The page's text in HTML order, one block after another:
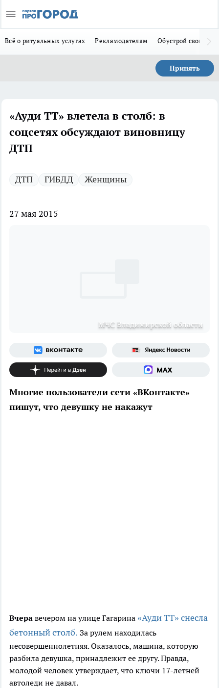
Всё о ритуальных услугах Рекламодателям Обустрой свой дом
Принять
«Ауди ТТ» влетела в столб: в
соцсетях обсуждают виновницу
ДТП
ДТП ГИБДД Женщины
27 мая 2015
МЧС Владимирской области
Многие пользователи сети «ВКонтакте»
пишут, что девушку не накажут
Вчера вечером на улице Гагарина «Ауди ТТ» снесла
бетонный столб. За рулем находилась
несовершеннолетняя. Оказалось, машина, которую
разбила девушка, принадлежит ее другу. Правда,
молодой человек утверждает, что ключи 17-летней
автоледи не давал.